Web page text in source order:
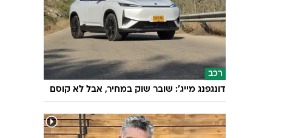
רכב
דונגפנג מייג': שובר שוק במחיר, אבל לא קוסם